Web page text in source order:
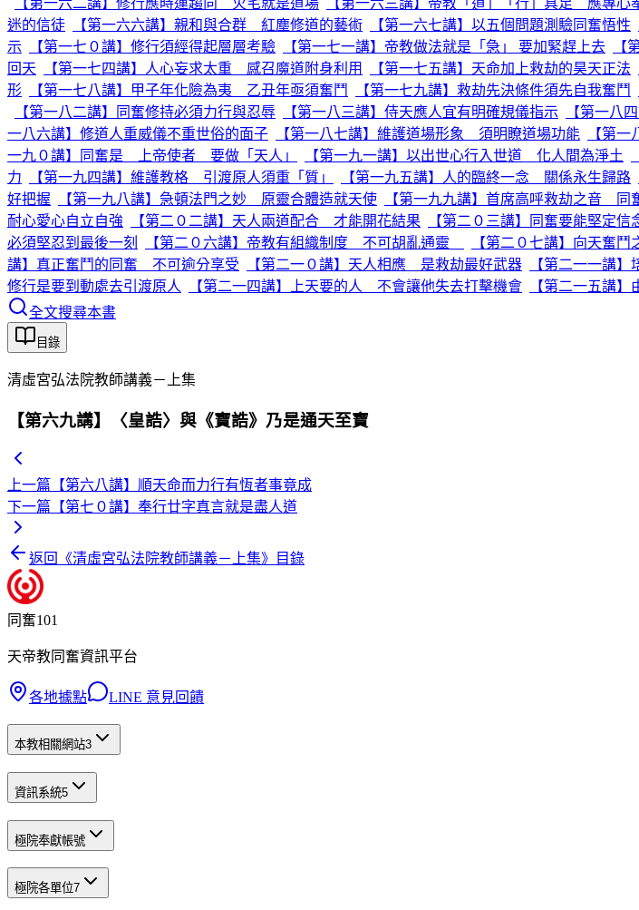
【第一六二講】修行應時運趨向 火宅就是道場
【第一六三講】帝教「道」「行」具足 應專心
迷的信徒
【第一六六講】親和與合群 紅塵修道的藝術 【第一六七講】以五個問題測驗同奮悟性
示
【第一七０講】修行須經得起層層考驗 【第一七一講】帝教做法就是「急」 要加緊趕上去 【
回天
【第一七四講】人心妄求太重 感召魔道附身利用 【第一七五講】天命加上救劫的昊天正法
形
【第一七八講】甲子年化險為夷 乙丑年亟須奮鬥 【第一七九講】救劫先決條件須先自我奮鬥
【第一八二講】同奮修持必須力行與忍辱
【第一八三講】侍天應人宜有明確規儀指示 【第一八
一八六講】修道人重威儀不重世俗的面子
【第一八七講】維護道場形象 須明瞭道場功能 【第
一九０講】同奮是 上帝使者 要做「天人」
【第一九一講】以出世心行入世道 化人間為淨土
力
【第一九四講】維護教格 引渡原人須重「質」 【第一九五講】人的臨終一念 關係永生歸路
好把握
【第一九八講】急頓法門之妙 原靈合體造就天使 【第一九九講】首席高呼救劫之音 同
耐心愛心自立自強
【第二０二講】天人兩道配合 才能開花結果 【第二０三講】同奮要能堅定
必須堅忍到最後一刻
【第二０六講】帝教有組織制度 不可胡亂通靈 【第二０七講】向天奮
講】真正奮鬥的同奮 不可逾分享受
【第二一０講】天人相應 是救劫最好武器 【第二一一講
修行是要到動處去引渡原人
【第二一四講】上天要的人 不會讓他失去打擊機會 【第二一五講
全文搜尋本書
目錄
清虛宮弘法院教師講義－上集
【第六九講】〈皇誥〉與《寶誥》乃是通天至寶
上一篇 【第六八講】順天命而力行有恆者事竟成
下一篇 【第七０講】奉行廿字真言就是盡人道
返回《清虛宮弘法院教師講義－上集》目錄
同奮101
天帝教同奮資訊平台
各地據點 LINE 意見回饋
本教相關網站3
資訊系統5
極院奉獻帳號
極院各單位7